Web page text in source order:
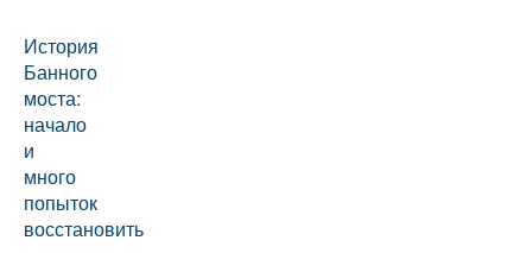
История
Банного
моста:
начало
и
много
попыток
восстановить